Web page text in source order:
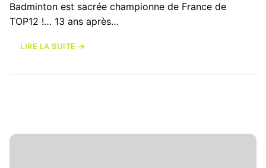
Badminton est sacrée championne de France de
TOP12 !… 13 ans après…
LIRE LA SUITE →